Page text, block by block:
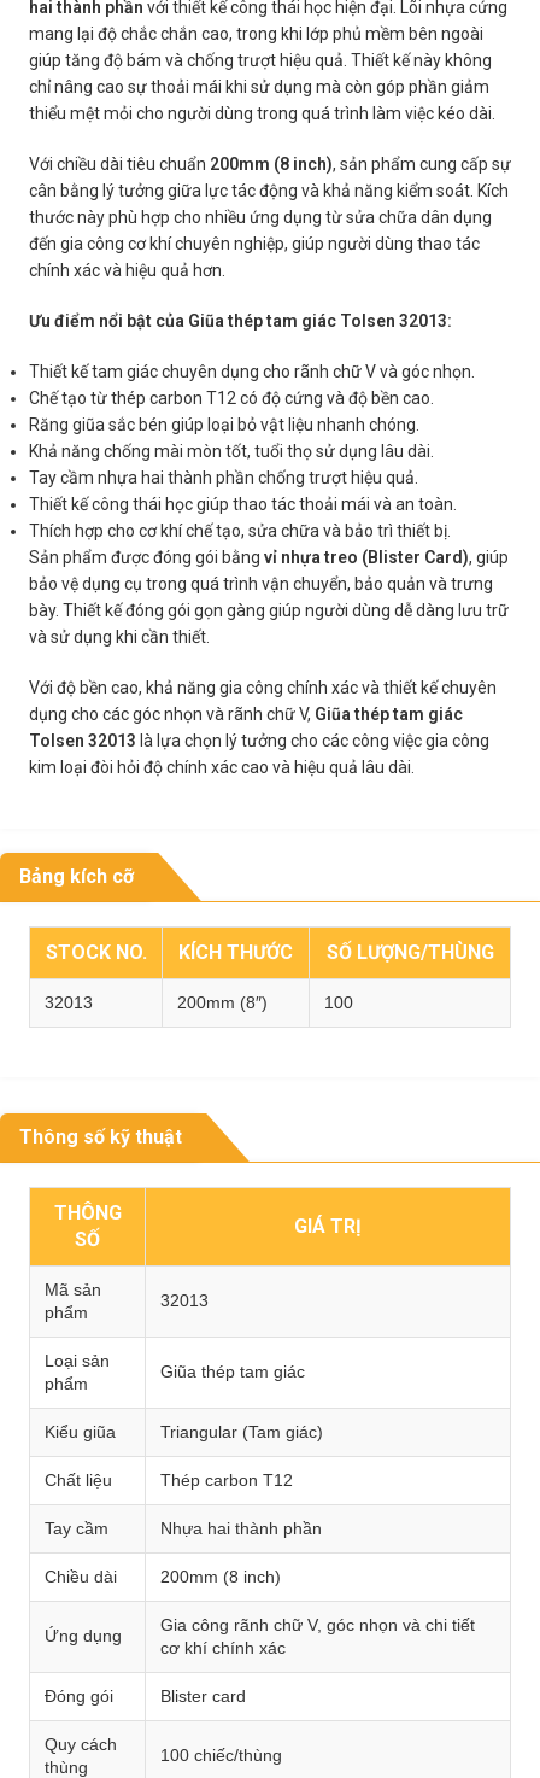
hai thành phần với thiết kế công thái học hiện đại. Lõi nhựa cứng
mang lại độ chắc chắn cao, trong khi lớp phủ mềm bên ngoài
giúp tăng độ bám và chống trượt hiệu quả. Thiết kế này không
chỉ nâng cao sự thoải mái khi sử dụng mà còn góp phần giảm
thiểu mệt mỏi cho người dùng trong quá trình làm việc kéo dài.
Với chiều dài tiêu chuẩn 200mm (8 inch), sản phẩm cung cấp sự
cân bằng lý tưởng giữa lực tác động và khả năng kiểm soát. Kích
thước này phù hợp cho nhiều ứng dụng từ sửa chữa dân dụng
đến gia công cơ khí chuyên nghiệp, giúp người dùng thao tác
chính xác và hiệu quả hơn.
Ưu điểm nổi bật của Giũa thép tam giác Tolsen 32013:
Thiết kế tam giác chuyên dụng cho rãnh chữ V và góc nhọn.
Chế tạo từ thép carbon T12 có độ cứng và độ bền cao.
Răng giũa sắc bén giúp loại bỏ vật liệu nhanh chóng.
Khả năng chống mài mòn tốt, tuổi thọ sử dụng lâu dài.
Tay cầm nhựa hai thành phần chống trượt hiệu quả.
Thiết kế công thái học giúp thao tác thoải mái và an toàn.
Thích hợp cho cơ khí chế tạo, sửa chữa và bảo trì thiết bị.
Sản phẩm được đóng gói bằng vỉ nhựa treo (Blister Card), giúp
bảo vệ dụng cụ trong quá trình vận chuyển, bảo quản và trưng
bày. Thiết kế đóng gói gọn gàng giúp người dùng dễ dàng lưu trữ
và sử dụng khi cần thiết.
Với độ bền cao, khả năng gia công chính xác và thiết kế chuyên
dụng cho các góc nhọn và rãnh chữ V, Giũa thép tam giác
Tolsen 32013 là lựa chọn lý tưởng cho các công việc gia công
kim loại đòi hỏi độ chính xác cao và hiệu quả lâu dài.
Bảng kích cỡ
STOCK NO. KÍCH THƯỚC SỐ LƯỢNG/THÙNG
32013 200mm (8″) 100
Thông số kỹ thuật
THÔNG
SỐ
GIÁ TRỊ
Mã sản
phẩm
32013
Loại sản
phẩm
Giũa thép tam giác
Kiểu giũa Triangular (Tam giác)
Chất liệu Thép carbon T12
Tay cầm Nhựa hai thành phần
Chiều dài 200mm (8 inch)
Ứng dụng
Gia công rãnh chữ V, góc nhọn và chi tiết
cơ khí chính xác
Đóng gói Blister card
Quy cách
thùng
100 chiếc/thùng